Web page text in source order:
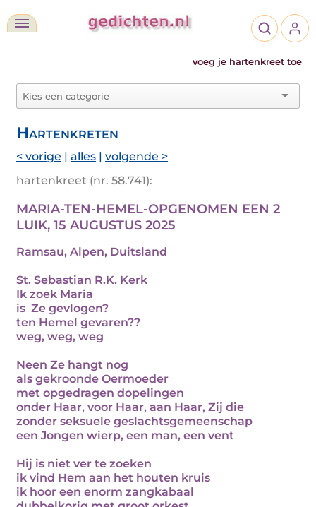
voeg je hartenkreet toe
Hartenkreten
< vorige | alles | volgende >
hartenkreet (nr. 58.741):
MARIA-TEN-HEMEL-OPGENOMEN EEN 2
LUIK, 15 AUGUSTUS 2025
Ramsau, Alpen, Duitsland
St. Sebastian R.K. Kerk
Ik zoek Maria
is Ze gevlogen?
ten Hemel gevaren??
weg, weg, weg
Neen Ze hangt nog
als gekroonde Oermoeder
met opgedragen dopelingen
onder Haar, voor Haar, aan Haar, Zij die
zonder seksuele geslachtsgemeenschap
een Jongen wierp, een man, een vent
Hij is niet ver te zoeken
ik vind Hem aan het houten kruis
ik hoor een enorm zangkabaal